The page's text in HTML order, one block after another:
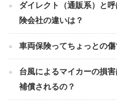
ダイレクト（通販系）と
険会社の違いは？
車両保険ってちょっとの
台風によるマイカーの損
補償されるの？